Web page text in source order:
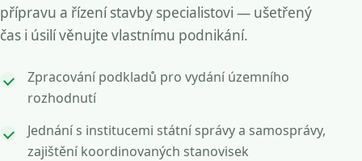
přípravu a řízení stavby specialistovi — ušetřený
čas i úsilí věnujte vlastnímu podnikání.
Zpracování podkladů pro vydání územního
rozhodnutí
Jednání s institucemi státní správy a samosprávy,
zajištění koordinovaných stanovisek